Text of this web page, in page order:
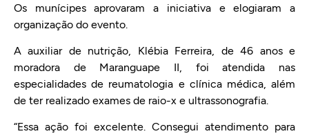
Os munícipes aprovaram a iniciativa e elogiaram a
organização do evento.
A auxiliar de nutrição, Klébia Ferreira, de 46 anos e
moradora de Maranguape II, foi atendida nas
especialidades de reumatologia e clínica médica, além
de ter realizado exames de raio-x e ultrassonografia.
“Essa ação foi excelente. Consegui atendimento para